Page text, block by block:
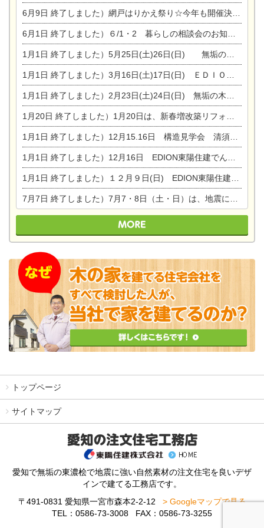
6月9日 終了しました）網戸はりかえ祭り☆今年も開催決定！
6月1日 終了しました）６/1・2 暮らしの相談会のお知らせ
1月1日 終了しました）5月25日(土)26日(日) 無垢の木の家体感見学会開催☆
1月1日 終了しました）3月16日(土)17日(日) ＥＤＩＯＮ東陽住建でんき館 総決算まつり
1月1日 終了しました）2月23日(土)24日(日) 無垢の木の家 完成見学会
1月20日 終了しました）1月20日は、新春増改築リフォームまつり＆家の修理祭り＆家電まつりです。
1月1日 終了しました）12月15.16日 構造見学会 清須市西枇杷島町弁天
1月1日 終了しました）12月16日 EDION東陽住建でんき OPEN第二弾イベント！！
1月1日 終了しました）１２月９日(日) EDION東陽住建でんき館プレＯＰＥＮ！＆家の修理まつり
7月7日 終了しました）7月7・8日（土・日）は、地震に強くて安心！暮らしを楽しむ東濃ひのきの平屋の家体験見学会を開催します。ぜひお越しください。
トップページ
サイトマップ
愛知で無垢の東濃桧で地震に強い自然素材の注文住宅を良いデザ
インで建てる工務店です。
〒491-0831 愛知県一宮市森本2-2-12 > Googleマップで見る
TEL：0586-73-3008 FAX：0586-73-3255